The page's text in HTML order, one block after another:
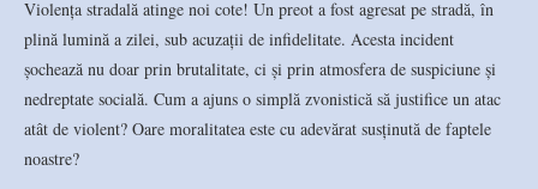
Violența stradală atinge noi cote! Un preot a fost agresat pe stradă, în
plină lumină a zilei, sub acuzații de infidelitate. Acesta incident
șochează nu doar prin brutalitate, ci și prin atmosfera de suspiciune și
nedreptate socială. Cum a ajuns o simplă zvonistică să justifice un atac
atât de violent? Oare moralitatea este cu adevărat susținută de faptele
noastre?